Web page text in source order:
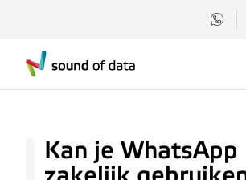
Kan je WhatsApp